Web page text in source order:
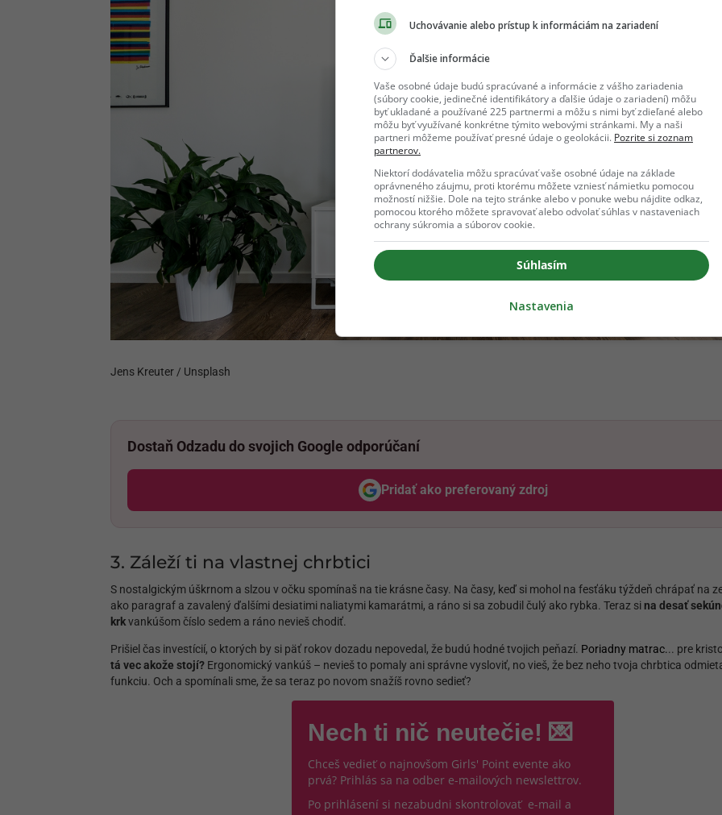
Jens Kreuter / Unsplash
Dostaň Odzadu do svojich Google odporúčaní
Pridať ako preferovaný zdroj
Odzadu, odkaz sa otvorí v novom okne
3. Záleží ti na vlastnej chrbtici
S nostalgickým úškrnom a slzou v očku spomínaš na tie krásne časy. Na časy, keď si mohol na fesťáku týždeň chrápať na
ako paragraf a zavalený ďalšími desiatimi naliatymi kamarátmi, a ráno si sa zobudil čulý ako rybka. Teraz sina desať
krkvankúšom číslo sedem a ráno nevieš chodiť.
Prišiel čas investícií, o ktorých by si päť rokov dozadu nepovedal, že budú hodné tvojich peňazí. Poriadny matrac... pre
tá vec akože stojí? Ergonomický vankúš – nevieš to pomaly ani správne vysloviť, no vieš, že bez neho tvoja chrbtica
funkciu. Och a spomínali sme, že sa teraz po novom snažíš rovno sedieť?
Nech ti nič neutečie! 💌
Chceš vedieť o najnovšom Girls' Point evente ako
prvá? Prihlás sa na odber e-mailových newslettrov.
Po prihlásení si nezabudni skontrolovať e-mail a
Uchovávanie alebo prístup k informáciám na zariadení
Ďalšie informácie
Vaše osobné údaje budú spracúvané a informácie z vášho zariadenia
(súbory cookie, jedinečné identifikátory a ďalšie údaje o zariadení) môžu
byť ukladané a používané 225 partnermi a môžu s nimi byť zdieľané alebo
môžu byť využívané konkrétne týmito webovými stránkami. My a naši
partneri môžeme používať presné údaje o geolokácii. Pozrite si zoznam
partnerov.
Niektorí dodávatelia môžu spracúvať vaše osobné údaje na základe
oprávneného záujmu, proti ktorému môžete vzniesť námietku pomocou
možností nižšie. Dole na tejto stránke alebo v ponuke webu nájdite odkaz,
pomocou ktorého môžete spravovať alebo odvolať súhlas v nastaveniach
ochrany súkromia a súborov cookie.
Súhlasím
Nastavenia